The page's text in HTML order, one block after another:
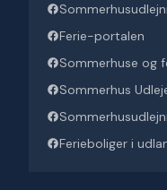
Ferie-portalen
Sommerhuse og
Sommerhus
Ferieboliger i